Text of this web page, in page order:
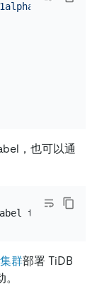
，也可以通
tidbcluster
群部署 TiDB